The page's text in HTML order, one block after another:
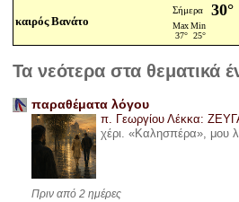
καιρός Βανάτο
Τα νεότερα στα θεματικά
παραθέματα λόγου
π. Γεωργίου Λέκκα:
χέρι. «Καλησπέρα», μου
Πριν από 2 ημέρες